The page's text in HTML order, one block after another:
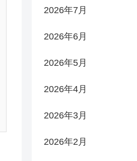
2026年7月
2026年6月
2026年5月
2026年4月
2026年3月
2026年2月